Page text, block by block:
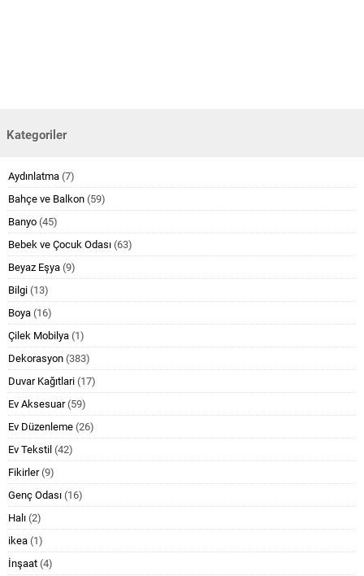
Kategoriler
Aydınlatma (7)
Bahçe ve Balkon (59)
Banyo (45)
Bebek ve Çocuk Odası (63)
Beyaz Eşya (9)
Bilgi (13)
Boya (16)
Çilek Mobilya (1)
Dekorasyon (383)
Duvar Kağıtlari (17)
Ev Aksesuar(59)
Ev Düzenleme (26)
Ev Tekstil (42)
Fikirler(9)
Genç Odası (16)
Halı (2)
ikea (1)
İnşaat (4)